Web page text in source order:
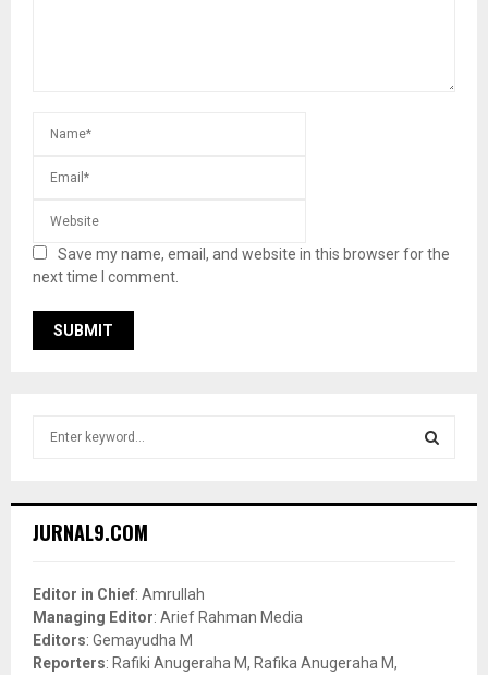
Save my name, email, and website in this browser for the
next time I comment.
h
o
r
:
JURNAL9.COM
Editor in Chief: Amrullah
Managing Editor: Arief Rahman Media
Editors: Gemayudha M
Reporters: Rafiki Anugeraha M, Rafika Anugeraha M,